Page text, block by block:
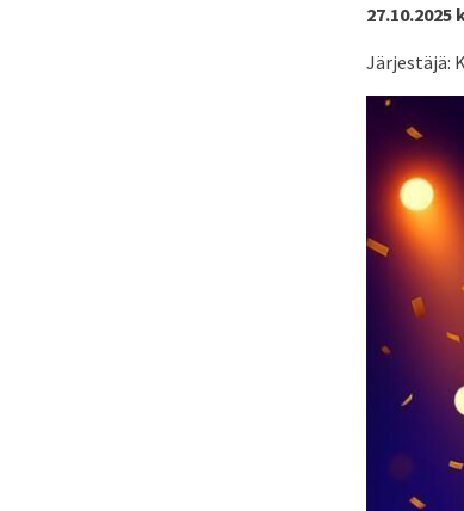
27.10.2025
Järjestäjä: